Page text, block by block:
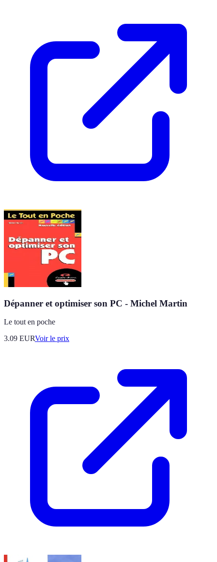
Dépanner et optimiser son PC - Michel Martin
Le tout en poche
3.09 EURVoir le prix